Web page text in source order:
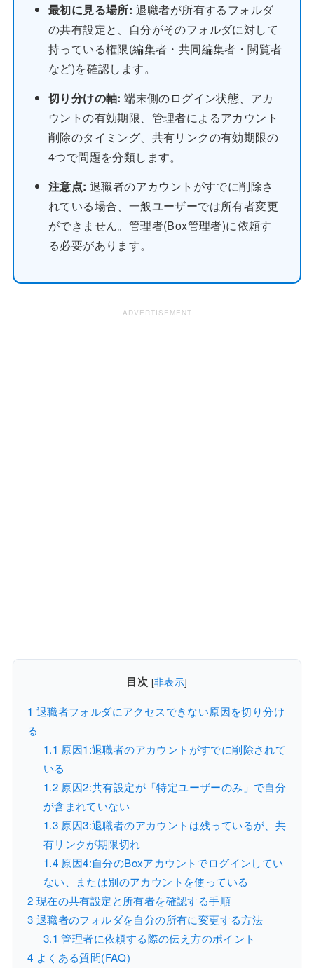
最初に見る場所: 退職者が所有するフォルダ
の共有設定と、自分がそのフォルダに対して
持っている権限(編集者・共同編集者・閲覧者
など)を確認します。
切り分けの軸: 端末側のログイン状態、アカ
ウントの有効期限、管理者によるアカウント
削除のタイミング、共有リンクの有効期限の
4つで問題を分類します。
注意点: 退職者のアカウントがすでに削除さ
れている場合、一般ユーザーでは所有者変更
ができません。管理者(Box管理者)に依頼す
る必要があります。
ADVERTISEMENT
目次 [非表示]
1 退職者フォルダにアクセスできない原因を切り分け
る
1.1 原因1:退職者のアカウントがすでに削除されて
いる
1.2原因2:共有設定が「特定ユーザーのみ」で自分
が含まれていない
1.3原因3:退職者のアカウントは残っているが、共
有リンクが期限切れ
1.4原因4:自分のBoxアカウントでログインしてい
ない、または別のアカウントを使っている
2 現在の共有設定と所有者を確認する手順
3 退職者のフォルダを自分の所有に変更する方法
3.1 管理者に依頼する際の伝え方のポイント
4 よくある質問(FAQ)